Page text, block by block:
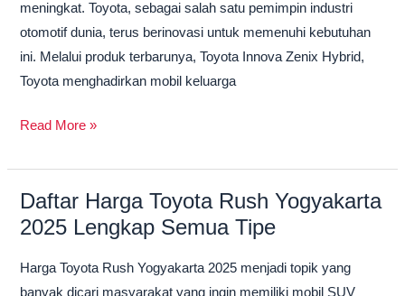
meningkat. Toyota, sebagai salah satu pemimpin industri
otomotif dunia, terus berinovasi untuk memenuhi kebutuhan
ini. Melalui produk terbarunya, Toyota Innova Zenix Hybrid,
Toyota menghadirkan mobil keluarga
Read More »
Daftar Harga Toyota Rush Yogyakarta
2025 Lengkap Semua Tipe
Harga Toyota Rush Yogyakarta 2025 menjadi topik yang
banyak dicari masyarakat yang ingin memiliki mobil SUV
Daftar
Harga
Rush